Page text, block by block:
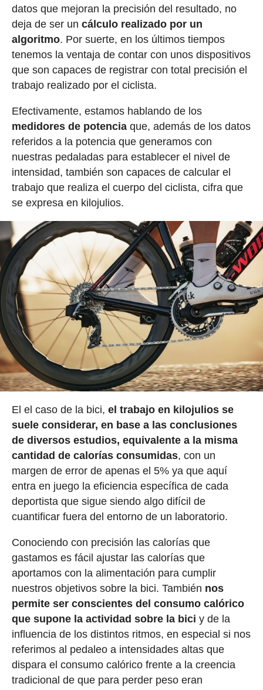
datos que mejoran la precisión del resultado, no
deja de ser un cálculo realizado por un
algoritmo. Por suerte, en los últimos tiempos
tenemos la ventaja de contar con unos dispositivos
que son capaces de registrar con total precisión el
trabajo realizado por el ciclista.
Efectivamente, estamos hablando de los
medidores de potenciaque, además de los datos
referidos a la potencia que generamos con
nuestras pedaladas para establecer el nivel de
intensidad, también son capaces de calcular el
trabajo que realiza el cuerpo del ciclista, cifra que
se expresa en kilojulios.
El el caso de la bici, el trabajo en kilojulios se
suele considerar, en base a las conclusiones
de diversos estudios, equivalente a la misma
cantidad de calorías consumidas, con un
margen de error de apenas el 5% ya que aquí
entra en juego la eficiencia específica de cada
deportista que sigue siendo algo difícil de
cuantificar fuera del entorno de un laboratorio.
Conociendo con precisión las calorías que
gastamos es fácil ajustar las calorías que
aportamos con la alimentación para cumplir
nuestros objetivos sobre la bici. También nos
permite ser conscientes del consumo calórico
que supone la actividad sobre la bici y de la
influencia de los distintos ritmos, en especial si nos
referimos al pedaleo a intensidades altas que
dispara el consumo calórico frente a la creencia
tradicional de que para perder peso eran